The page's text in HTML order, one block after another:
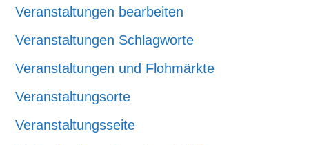
Veranstaltungen bearbeiten
Veranstaltungen Schlagworte
Veranstaltungen und Flohmärkte
Veranstaltungsorte
Veranstaltungsseite